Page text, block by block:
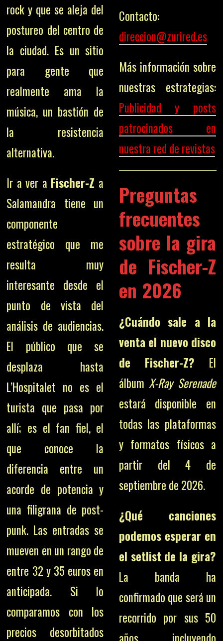
rock y que se aleja del
postureo del centro de
la ciudad. Es un sitio
para gente que
realmente ama la
música, un bastión de
la resistencia
alternativa.
Ir a ver a Fischer-Z a
Salamandra tiene un
componente
estratégico que me
resulta muy
interesante desde el
punto de vista del
análisis de audiencias.
El público que se
desplaza hasta
L’Hospitalet no es el
turista que pasa por
allí; es el fan fiel, el
que conoce la
diferencia entre un
acorde de potencia y
una filigrana de post-
punk. Las entradas se
mueven en un rango de
entre 32 y 35 euros en
anticipada. Si lo
comparamos con los
precios desorbitados
Contacto:
direccion@zurired.es
Más información sobre
nuestras estrategias:
Publicidad y posts
patrocinados en
nuestra red de revistas
Preguntas
frecuentes
sobre la gira
de Fischer-Z
en 2026
¿Cuándo sale a la
venta el nuevo disco
de Fischer-Z? El
álbum X-Ray Serenade
estará disponible en
todas las plataformas
y formatos físicos a
partir del 4 de
septiembre de 2026.
¿Qué canciones
podemos esperar en
el setlist de la gira?
La banda ha
confirmado que será un
recorrido por sus 50